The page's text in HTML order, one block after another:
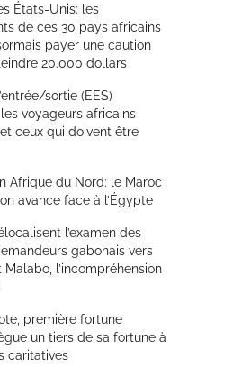
États-Unis: les
de ces 30 pays africains
payer une caution
20.000 dollars
sortie (EES)
voyageurs africains
ceux qui doivent être
Afrique du Nord: le Maroc
avance face à l’Égypte
l’examen des
gabonais vers
Malabo, l’incompréhension
première fortune
un tiers de sa fortune à
caritatives